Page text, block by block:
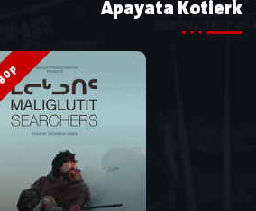
Apayata Kotierk